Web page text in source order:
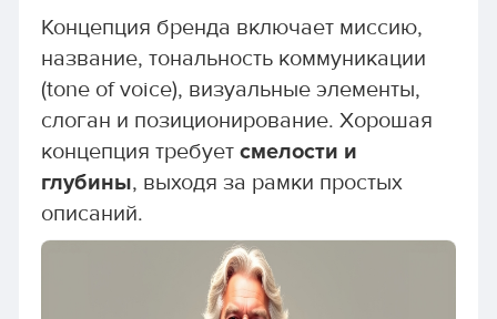
Концепция бренда включает миссию,
название, тональность коммуникации
(tone of voice), визуальные элементы,
слоган и позиционирование. Хорошая
концепция требует смелости и
глубины, выходя за рамки простых
описаний.